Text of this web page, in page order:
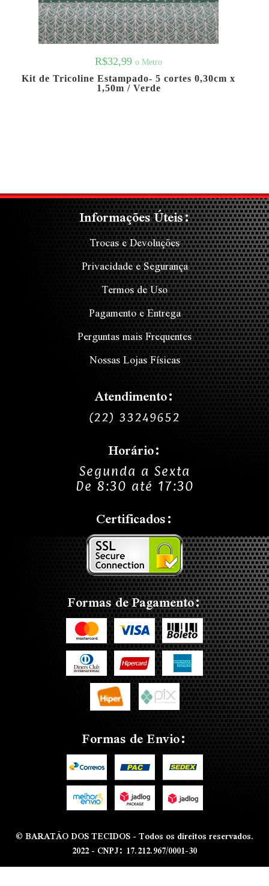
R$32,99 o Metro
Kit de Tricoline Estampado- 5 cortes 0,30cm x
1,50m / Verde
Informações Úteis:
Trocas e Devoluções
Privacidade e Segurança
Termos de Uso
Pagamento e Entrega
Perguntas mais Frequentes
Nossas Lojas Físicas
Atendimento:
(22) 33249652
Horário:
Segunda a Sexta
De 8:30 até 17:30
Certificados:
Formas de Pagamento:
Formas de Envio:
© BARATÃO DOS TECIDOS - Todos os direitos reservados.
2022 - CNPJ: 17.212.967/0001-30